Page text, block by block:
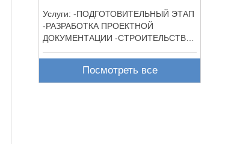
Услуги: -ПОДГОТОВИТЕЛЬНЫЙ ЭТАП
-РАЗРАБОТКА ПРОЕКТНОЙ
ДОКУМЕНТАЦИИ -СТРОИТЕЛЬСТВО
Посмотреть все